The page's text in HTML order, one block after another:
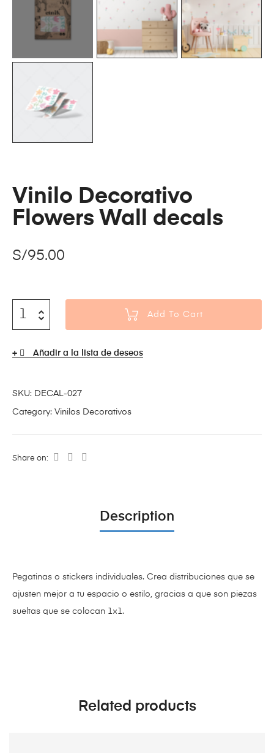
Vinilo Decorativo
Flowers Wall decals
S/95.00
Add To Cart
Añadir a la lista de deseos
SKU: DECAL-027
Category: Vinilos Decorativos
Share on:
Description
Pegatinas o stickers individuales. Crea distribuciones que se
ajusten mejor a tu espacio o estilo, gracias a que son piezas
sueltas que se colocan 1×1.
Related products